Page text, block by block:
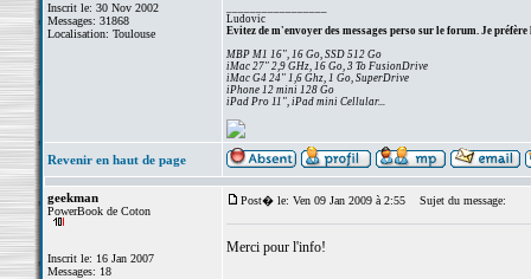
Inscrit le: 30 Nov 2002
Messages: 31868
Localisation: Toulouse
Ludovic
Evitez de m'envoyer des messages perso sur le forum. Je préfère
MBP M1 16", 16 Go, SSD 512 Go
iMac 27" 2,9 GHz, 16 Go, 3 To FusionDrive
iMac G4 24" 1,6 Ghz, 1 Go, SuperDrive
iPhone 12 mini 128 Go
iPad Pro 11", iPad mini Cellular...
Revenir en haut de page
geekman
PowerBook de Coton
Inscrit le: 16 Jan 2007
Messages: 18
Post� le: Ven 09 Jan 2009 à 2:55 Sujet du message:
Merci pour l'info!